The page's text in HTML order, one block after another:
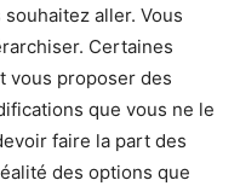
aller. Vous
Certaines
vous proposer des
que vous ne le
faire la part des
des options que